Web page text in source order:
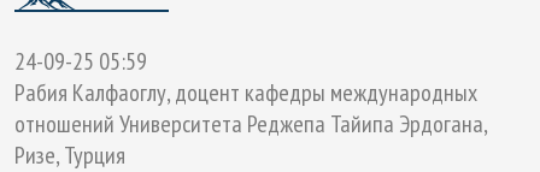
24-09-25 05:59
Рабия Калфаоглу, доцент кафедры международных
отношений Университета Реджепа Тайипа Эрдогана,
Ризе, Турция